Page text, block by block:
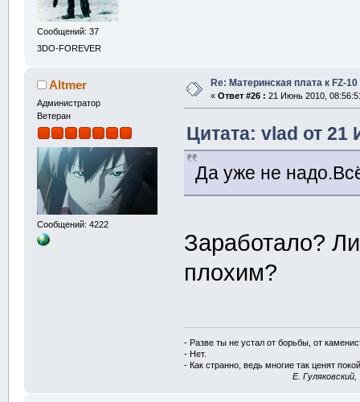
Сообщений: 37
3DO-FOREVER
Altmer
Администратор
Ветеран
Сообщений: 4222
Re: Материнская плата к FZ-10
« Ответ #26 : 21 Июнь 2010,
Цитата: vlad от
Да уже не
Заработало?
плохим?
- Разве ты не устал от борьбы, от
- Нет.
- Как странно, ведь многие так ценят
E.